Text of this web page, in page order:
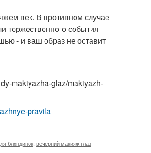
век. В противном случае
торжественного события
- и ваш образ не оставит
makiyazha-glaz/makiyazh-
pravila
блондинок вечерний макияж глаз